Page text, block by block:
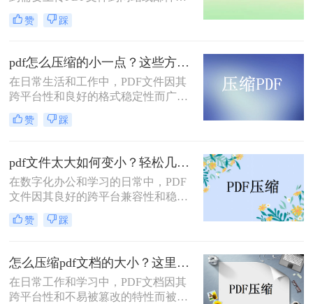
PDF文件的大小。
件中的情况。然而，当PDF文件体积
过大时，可能会遇到上传限制或传输
进行压缩就成为了一个必要的步骤。
那么pdf过大上传不了怎么压缩变小
呢？本文将详细介绍几种实用的方
法，帮助你将过大的PDF文件压缩变
小，以便顺利上传。
赞 踩
pdf怎么压缩的小一点？这些方法让你轻松压缩!！
在日常生活和工作中，PDF文件因其
跨平台性和良好的格式稳定性而广受
欢迎。然而，随着文件内容的增加，
PDF文件的大小也会相应增大，给存
题，我们可以采用多种方法来压缩
PDF文件，使其体积更小，便于处
理。那么pdf怎么压缩的小一点呢？以
下是四种常用的PDF文件压缩方法。
赞 踩
pdf文件太大如何变小？轻松几招教你变小！
在数字化办公和学习的日常中，PDF
文件因其良好的跨平台兼容性和稳定
的格式特性而广受欢迎。然而，有时
我们会遇到PDF文件体积过大的问
还可能在传输过程中造成不便。那
么，pdf文件太大如何变小呢？本文将
为您介绍几种实用的方法。
赞 踩
怎么压缩pdf文档的大小？这里教你这4种压缩方法！
在日常工作和学习中，PDF文档因其
跨平台性和不易被篡改的特性而被广